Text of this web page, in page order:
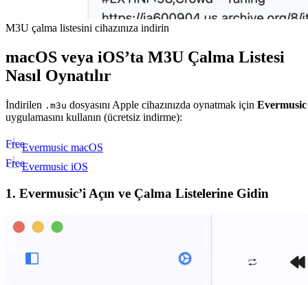
M3U çalma listesini cihazınıza indirin
macOS veya iOS’ta M3U Çalma Listesi
Nasıl Oynatılır
İndirilen .m3u dosyasını Apple cihazınızda oynatmak için Evermusic
uygulamasını kullanın (ücretsiz indirme):
Evermusic macOS
Free
Evermusic iOS
Free
1. Evermusic’i Açın ve Çalma Listelerine Gidin